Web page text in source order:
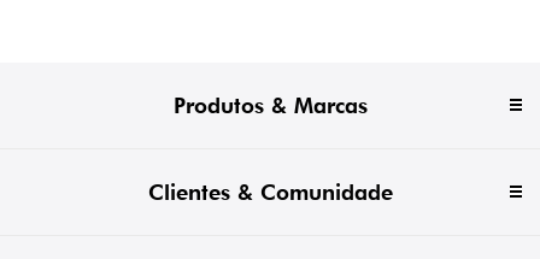
Produtos & Marcas
Clientes & Comunidade